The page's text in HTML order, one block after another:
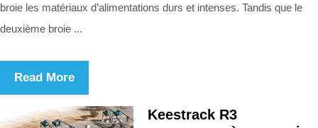
broie les matériaux d’alimentations durs et intenses. Tandis que le
deuxième broie ...
Read More
Keestrack R3